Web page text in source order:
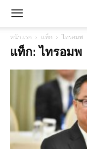
หน้าแรก แท็ก ไทรอมพ
แท็ก: ไทรอมพ